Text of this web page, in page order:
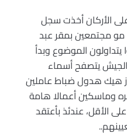
الأركان أخذت سجل
مو مجتمعين بمقر عبد
يتداولون الموضوع وبدأ
الجيش يتصفح أسماء
هيك هدول ضباط عاملين
وماسكين أعمالا هامة
الأقل، عندئذ بأعتقد